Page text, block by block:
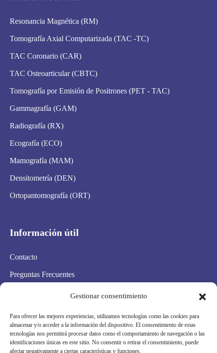
Gestionar consentimiento
Para ofrecer las mejores experiencias, utilizamos tecnologías como las cookies para
almacenar y/o acceder a la información del dispositivo. El consentimiento de estas
tecnologías nos permitirá procesar datos como el comportamiento de navegación o las
identificaciones únicas en este sitio. No consentir o retirar el consentimiento, puede
afectar negativamente a ciertas características y funciones.
Resonancia Magnética (RM)
Tomografía Axial Computarizada (TAC -TC)
TAC Coronario (CAR)
TAC Osteoarticular (CBTC)
Tomografía por Emisión de Positrones (PET - TAC)
Gammagrafía (GAM)
Radiografía (RX)
Ecografía (ECO)
Mamografía (MAM)
Densitometría (DEN)
Ortopantomografía (ORT)
Información útil
Contacto
Preguntas Frecuentes
Política de cookies
Condiciones Generales